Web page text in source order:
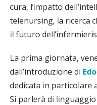
cura, l’impatto
telenursing, la ricerca
il futuro
La prima giornata,
dall’introduzione di
dedicata in particolare
Si parlerà di